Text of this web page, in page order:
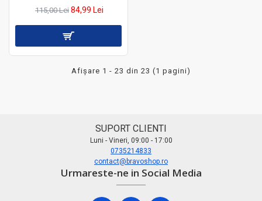
115,00 Lei 84,99 Lei
Afişare 1 - 23 din 23 (1 pagini)
SUPORT CLIENTI
Luni - Vineri, 09:00 - 17:00
0735214833
contact@bravoshop.ro
Urmareste-ne in Social Media